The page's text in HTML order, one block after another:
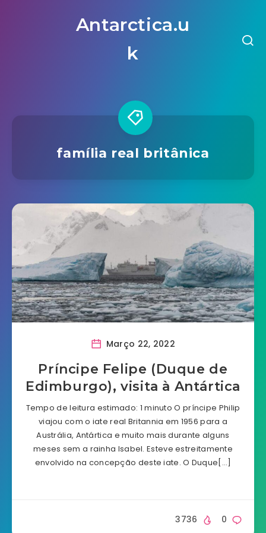
Antarctica.u
k
família real britânica
Março 22, 2022
Príncipe Felipe (Duque de
Edimburgo), visita à Antártica
Tempo de leitura estimado: 1 minuto O príncipe Philip
viajou com o iate real Britannia em 1956 para a
Austrália, Antártica e muito mais durante alguns
meses sem a rainha Isabel. Esteve estreitamente
envolvido na concepção deste iate. O Duque[…]
0
3736